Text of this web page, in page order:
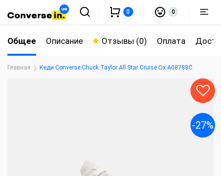
0 0
Главная Кеди Converse Chuck Taylor All Star Cruise Ox A08788C
Общее Описание Отзывы (0) Оплата
-27%